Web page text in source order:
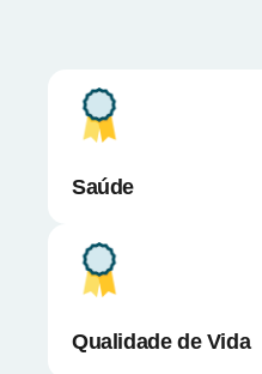
Saúde
Qualidade de Vida